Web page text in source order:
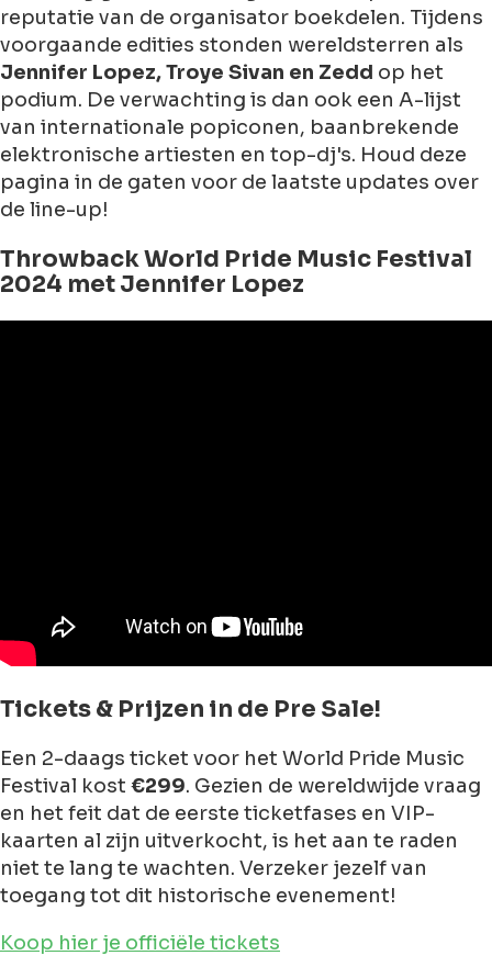
reputatie van de organisator boekdelen. Tijdens
voorgaande edities stonden wereldsterren als
Jennifer Lopez, Troye Sivan en Zedd op het
podium. De verwachting is dan ook een A-lijst
van internationale popiconen, baanbrekende
elektronische artiesten en top-dj's. Houd deze
pagina in de gaten voor de laatste updates over
de line-up!
Throwback World Pride Music Festival
2024 met Jennifer Lopez
Tickets & Prijzen in de Pre Sale!
Een 2-daags ticket voor het World Pride Music
Festival kost €299. Gezien de wereldwijde vraag
en het feit dat de eerste ticketfases en VIP-
kaarten al zijn uitverkocht, is het aan te raden
niet te lang te wachten. Verzeker jezelf van
toegang tot dit historische evenement!
Koop hier je officiële tickets